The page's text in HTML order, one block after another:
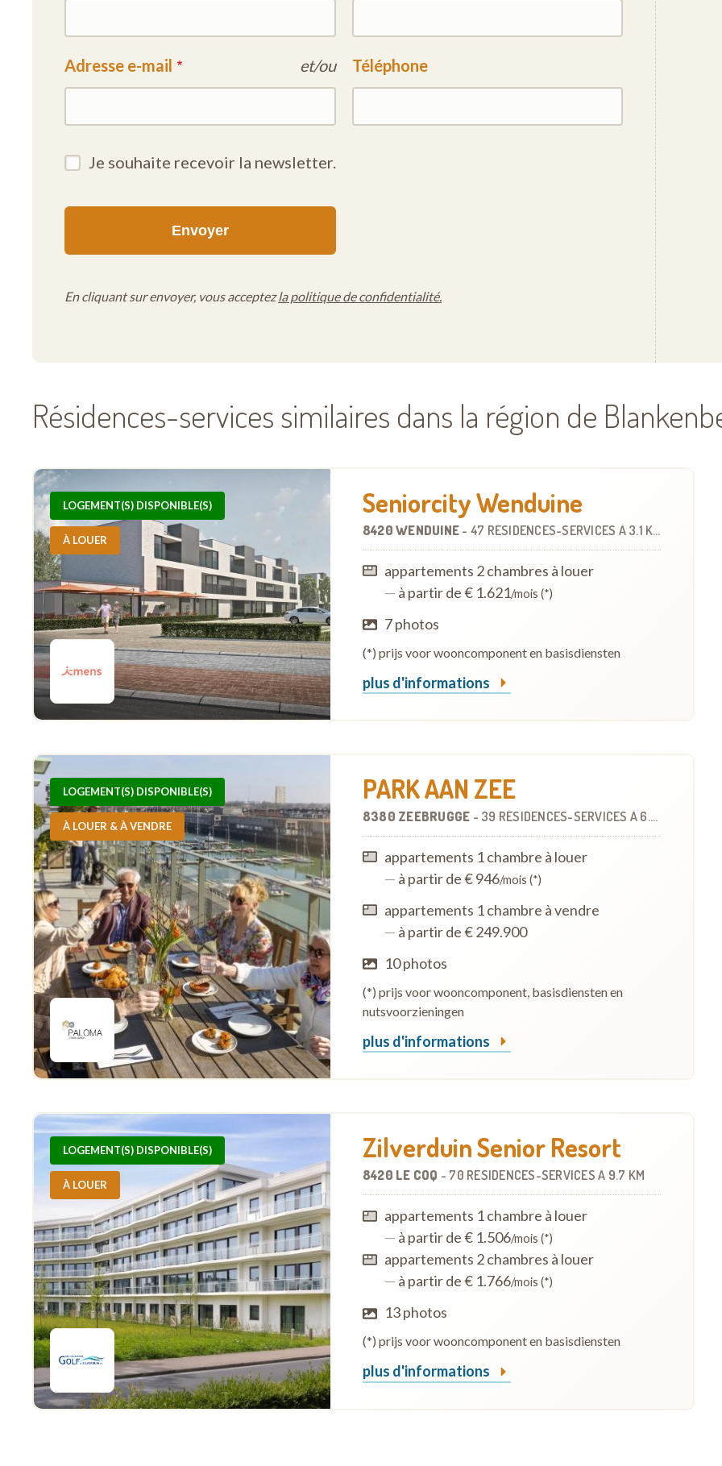
Adresse e-mail et/ou Téléphone
Je souhaite recevoir la newsletter.
En cliquant sur envoyer, vous acceptezla politique de confidentialité.
Résidences-services similaires dans la région de
LOGEMENT(S) DISPONIBLE(S)
À LOUER
Seniorcity Wenduine
8420 WENDUINE - 47 RÉSIDENCES-SERVICES À 3.1 KM
appartements 2 chambres à louer
— à partir de € 1.621/mois (*)
7 photos
(*) prijs voor wooncomponent en basisdiensten
plus d'informations
LOGEMENT(S) DISPONIBLE(S)
À LOUER & À VENDRE
PARK AAN ZEE
8380 ZEEBRUGGE - 39 RÉSIDENCES-SERVICES À 6.0 KM
appartements 1 chambre à louer
— à partir de € 946/mois (*)
appartements 1 chambre à vendre
— à partir de € 249.900
10 photos
(*) prijs voor wooncomponent, basisdiensten en
nutsvoorzieningen
plus d'informations
LOGEMENT(S) DISPONIBLE(S)
À LOUER
Zilverduin Senior Resort
8420 LE COQ - 70 RÉSIDENCES-SERVICESÀ 9.7 KM
appartements 1 chambre à louer
— à partir de € 1.506/mois (*)
appartements 2 chambres à louer
— à partir de € 1.766/mois (*)
13 photos
(*) prijs voor wooncomponent en basisdiensten
plus d'informations